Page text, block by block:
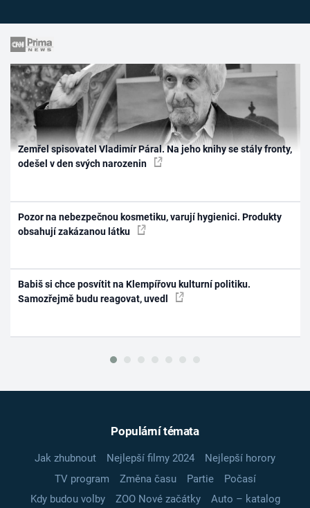
Zemřel spisovatel Vladimír Páral. Na jeho knihy se stály fronty,
odešel v den svých narozenin
Pozor na nebezpečnou kosmetiku, varují hygienici. Produkty
obsahují zakázanou látku
Babiš si chce posvítit na Klempířovu kulturní politiku.
Samozřejmě budu reagovat, uvedl
Populární témata
Jak zhubnout Nejlepší filmy 2024
Nejlepší horory
TV program
Změna času Partie
Počasí
Kdy budou volby
ZOO Nové začátky
Auto – katalog